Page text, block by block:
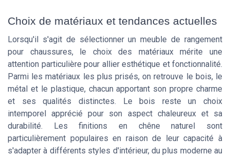
Choix de matériaux et tendances actuelles
Lorsqu'il s'agit de sélectionner un meuble de rangement
pour chaussures, le choix des matériaux mérite une
attention particulière pour allier esthétique et fonctionnalité.
Parmi les matériaux les plus prisés, on retrouve le bois, le
métal et le plastique, chacun apportant son propre charme
et ses qualités distinctes. Le bois reste un choix
intemporel apprécié pour son aspect chaleureux et sa
durabilité. Les finitions en chêne naturel sont
particulièrement populaires en raison de leur capacité à
s'adapter à différents styles d'intérieur, du plus moderne au